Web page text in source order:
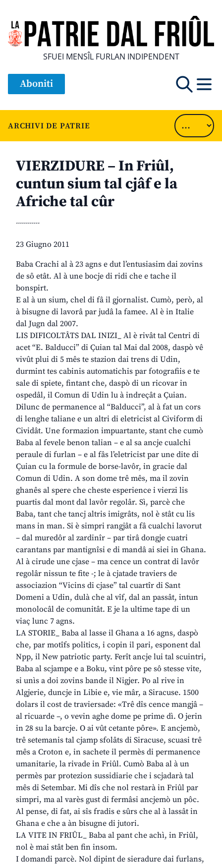
SFUEI MENSÎL FURLAN INDIPENDENT
Aboniti
ARCHIVI DE PATRIE
VIERZIDURE – In Friûl,
cuntun sium tal cjâf e la
Afriche tal cûr
............
23 Giugno 2011
Baba Crachi al à 23 agns e dut l’entusiasim dai zovins
de sô etât. Al à une bocje di ridi che e tache il
bonspirt.
E al à un sium, chel di fâ il gjornalist. Cumò, però, al
à bisugne di lavorâ par judâ la famee. Al è in Italie
dal Jugn dal 2007.
LIS DIFICOLTÂTS DAL INIZI_ Al è rivât tal Centri di
acet “E. Balducci” di Çuian tal Mai dal 2008, daspò vê
vivût plui di 5 mês te stazion dai trens di Udin,
durmint tes cabinis automatichis par fotografiis e te
sale di spiete, fintant che, daspò di un ricovar in
ospedâl, il Comun di Udin lu à indreçât a Çuian.
Dilunc de permanence al “Balducci”, al à fat un cors
di lenghe taliane e un altri di eletricist al Civiform di
Cividât. Une formazion impuartante, stant che cumò
Baba al fevele benon talian – e al sa ancje cualchi
peraule di furlan – e al fâs l’eletricist par une dite di
Çuian cu la formule de borse-lavôr, in gracie dal
Comun di Udin. A son dome trê mês, ma il zovin
ghanês al spere che cheste esperience i vierzi lis
puartis dal mont dal lavôr regolâr. Sì, parcè che
Baba, tant che tancj altris imigrâts, nol è stât cu lis
mans in man. Si è simpri rangjât a fâ cualchi lavorut
– dal muredôr al zardinîr – par tirâ dongje cuatri
carantans par mantignîsi e di mandâ ai siei in Ghana.
Al à cirude une cjase – ma cence un contrat di lavôr
regolâr nissun te fite -; le à cjatade traviers de
associazion “Vicins di cjase” tal cuartîr di Sant
Domeni a Udin, dulà che al vîf, dal an passât, intun
monolocâl de comunitât. E je la ultime tape di un
viaç lunc 7 agns.
LA STORIE_ Baba al lasse il Ghana a 16 agns, daspò
che, par motîfs politics, i copin il pari, esponent dal
Npp, il New patriotic party. Ferît ancje lui tal scuintri,
Baba al scjampe e a Boku, vint pôre pe sô stesse vite,
si unìs a doi zovins bande il Nigjer. Po al rive in
Algjerie, duncje in Libie e, vie mâr, a Siracuse. 1500
dolars il cost de traviersade: «Trê dîs cence mangjâ –
al ricuarde –, o vevin aghe dome pe prime dì. O jerin
in 28 su la barcje. O ai vût cetante pôre». E ancjemò,
trê setemanis tal cjamp sfolâts di Siracuse, scuasi trê
mês a Croton e, in sachete il permès di permanence
umanitarie, la rivade in Friûl. Cumò Baba al à un
permès par protezion sussidiarie che i scjadarà tal
mês di Setembar. Mi dîs che nol restarà in Friûl par
simpri, ma al varès gust di fermâsi ancjemò un pôc.
Al pense, di fat, ai sîs fradis e sûrs che al à lassât in
Ghana e che a àn bisugne di jutori.
LA VITE IN FRIÛL_ Baba al pant che achì, in Friûl,
nol è mai stât ben fin insom.
I domandi parcè. Nol dipint de sieradure dai furlans,